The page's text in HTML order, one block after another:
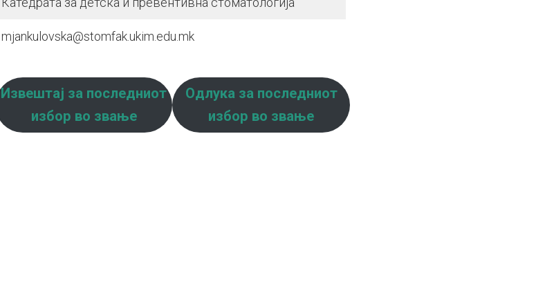
mjankulovska@stomfak.ukim.edu.mk
Извештај за последниот
избор во звање
Одлука за последниот
избор во звање